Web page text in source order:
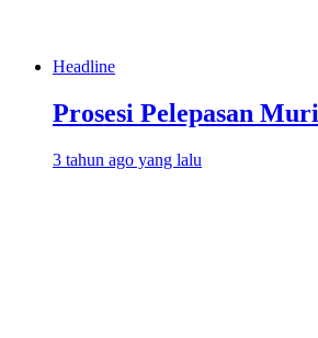
Headline
Prosesi Pelepasan
3 tahun ago yang lalu